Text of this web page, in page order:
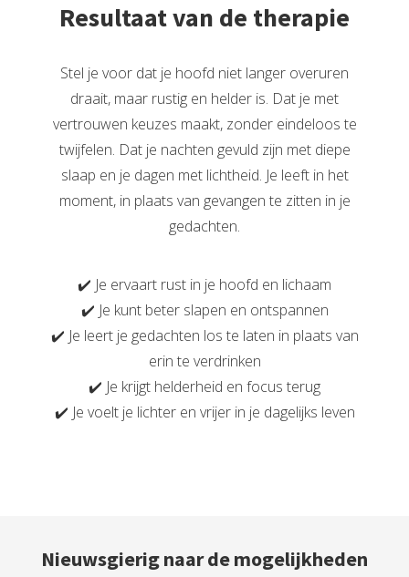
Resultaat van de therapie
Stel je voor dat je hoofd niet langer overuren
draait, maar rustig en helder is. Dat je met
vertrouwen keuzes maakt, zonder eindeloos te
twijfelen. Dat je nachten gevuld zijn met diepe
slaap en je dagen met lichtheid. Je leeft in het
moment, in plaats van gevangen te zitten in je
gedachten.
✔️ Je ervaart rust in je hoofd en lichaam
✔️ Je kunt beter slapen en ontspannen
✔️ Je leert je gedachten los te laten in plaats van
erin te verdrinken
✔️ Je krijgt helderheid en focus terug
✔️ Je voelt je lichter en vrijer in je dagelijks leven
Nieuwsgierig naar de mogelijkheden